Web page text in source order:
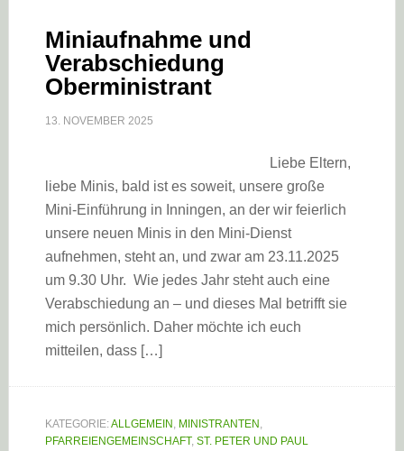
Miniaufnahme und
Verabschiedung
Oberministrant
13. NOVEMBER 2025
Liebe Eltern,
liebe Minis, bald ist es soweit, unsere große
Mini-Einführung in Inningen, an der wir feierlich
unsere neuen Minis in den Mini-Dienst
aufnehmen, steht an, und zwar am 23.11.2025
um 9.30 Uhr. Wie jedes Jahr steht auch eine
Verabschiedung an – und dieses Mal betrifft sie
mich persönlich. Daher möchte ich euch
mitteilen, dass […]
KATEGORIE:ALLGEMEIN , MINISTRANTEN ,
PFARREIENGEMEINSCHAFT, ST. PETER UND PAUL